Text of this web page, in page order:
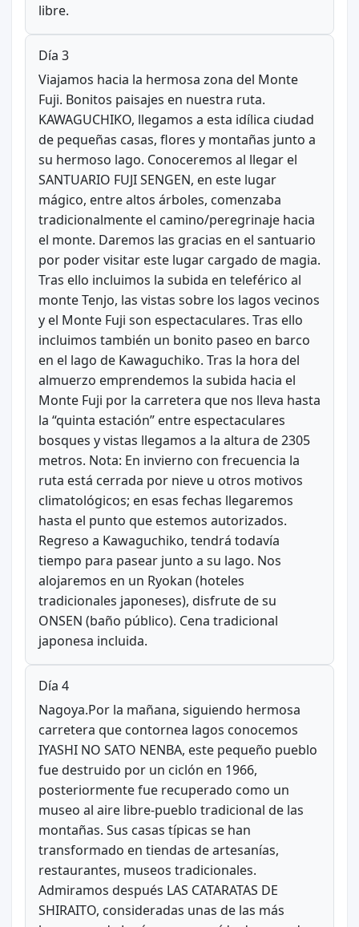
libre.
Día 3
Viajamos hacia la hermosa zona del Monte
Fuji. Bonitos paisajes en nuestra ruta.
KAWAGUCHIKO, llegamos a esta idílica ciudad
de pequeñas casas, flores y montañas junto a
su hermoso lago. Conoceremos al llegar el
SANTUARIO FUJI SENGEN, en este lugar
mágico, entre altos árboles, comenzaba
tradicionalmente el camino/peregrinaje hacia
el monte. Daremos las gracias en el santuario
por poder visitar este lugar cargado de magia.
Tras ello incluimos la subida en teleférico al
monte Tenjo, las vistas sobre los lagos vecinos
y el Monte Fuji son espectaculares. Tras ello
incluimos también un bonito paseo en barco
en el lago de Kawaguchiko. Tras la hora del
almuerzo emprendemos la subida hacia el
Monte Fuji por la carretera que nos lleva hasta
la “quinta estación” entre espectaculares
bosques y vistas llegamos a la altura de 2305
metros. Nota: En invierno con frecuencia la
ruta está cerrada por nieve u otros motivos
climatológicos; en esas fechas llegaremos
hasta el punto que estemos autorizados.
Regreso a Kawaguchiko, tendrá todavía
tiempo para pasear junto a su lago. Nos
alojaremos en un Ryokan (hoteles
tradicionales japoneses), disfrute de su
ONSEN (baño público). Cena tradicional
japonesa incluida.
Día 4
Nagoya.Por la mañana, siguiendo hermosa
carretera que contornea lagos conocemos
IYASHI NO SATO NENBA, este pequeño pueblo
fue destruido por un ciclón en 1966,
posteriormente fue recuperado como un
museo al aire libre-pueblo tradicional de las
montañas. Sus casas típicas se han
transformado en tiendas de artesanías,
restaurantes, museos tradicionales.
Admiramos después LAS CATARATAS DE
SHIRAITO, consideradas unas de las más